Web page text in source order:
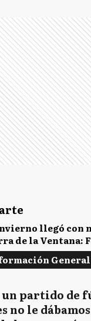
llegó con
de la Ventana:
General
un partido de
no le